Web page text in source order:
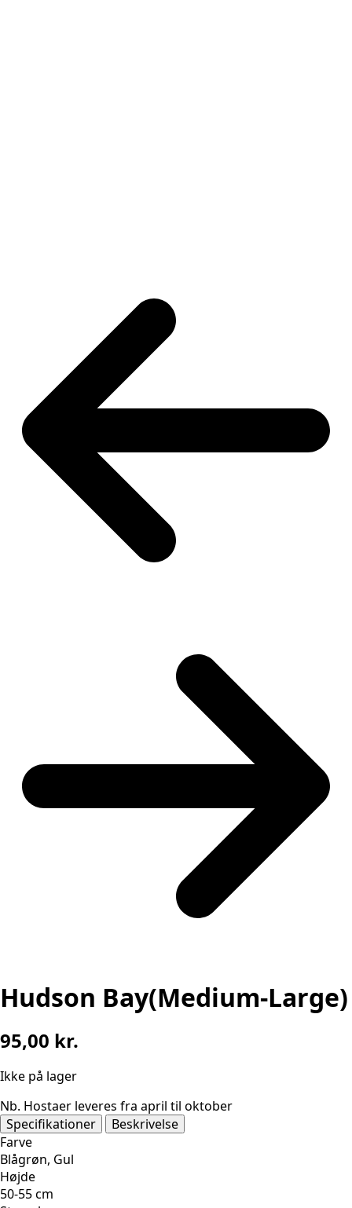
Hudson Bay(Medium-Large)
95,00 kr.
Ikke på lager
Nb. Hostaer leveres fra april til oktober
Specifikationer
Beskrivelse
Farve
Blågrøn, Gul
Højde
50-55 cm